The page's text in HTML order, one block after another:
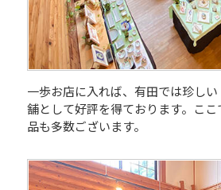
一歩お店に入れば、有田では珍し
舗として好評を得ております。こ
品も多数ございます。